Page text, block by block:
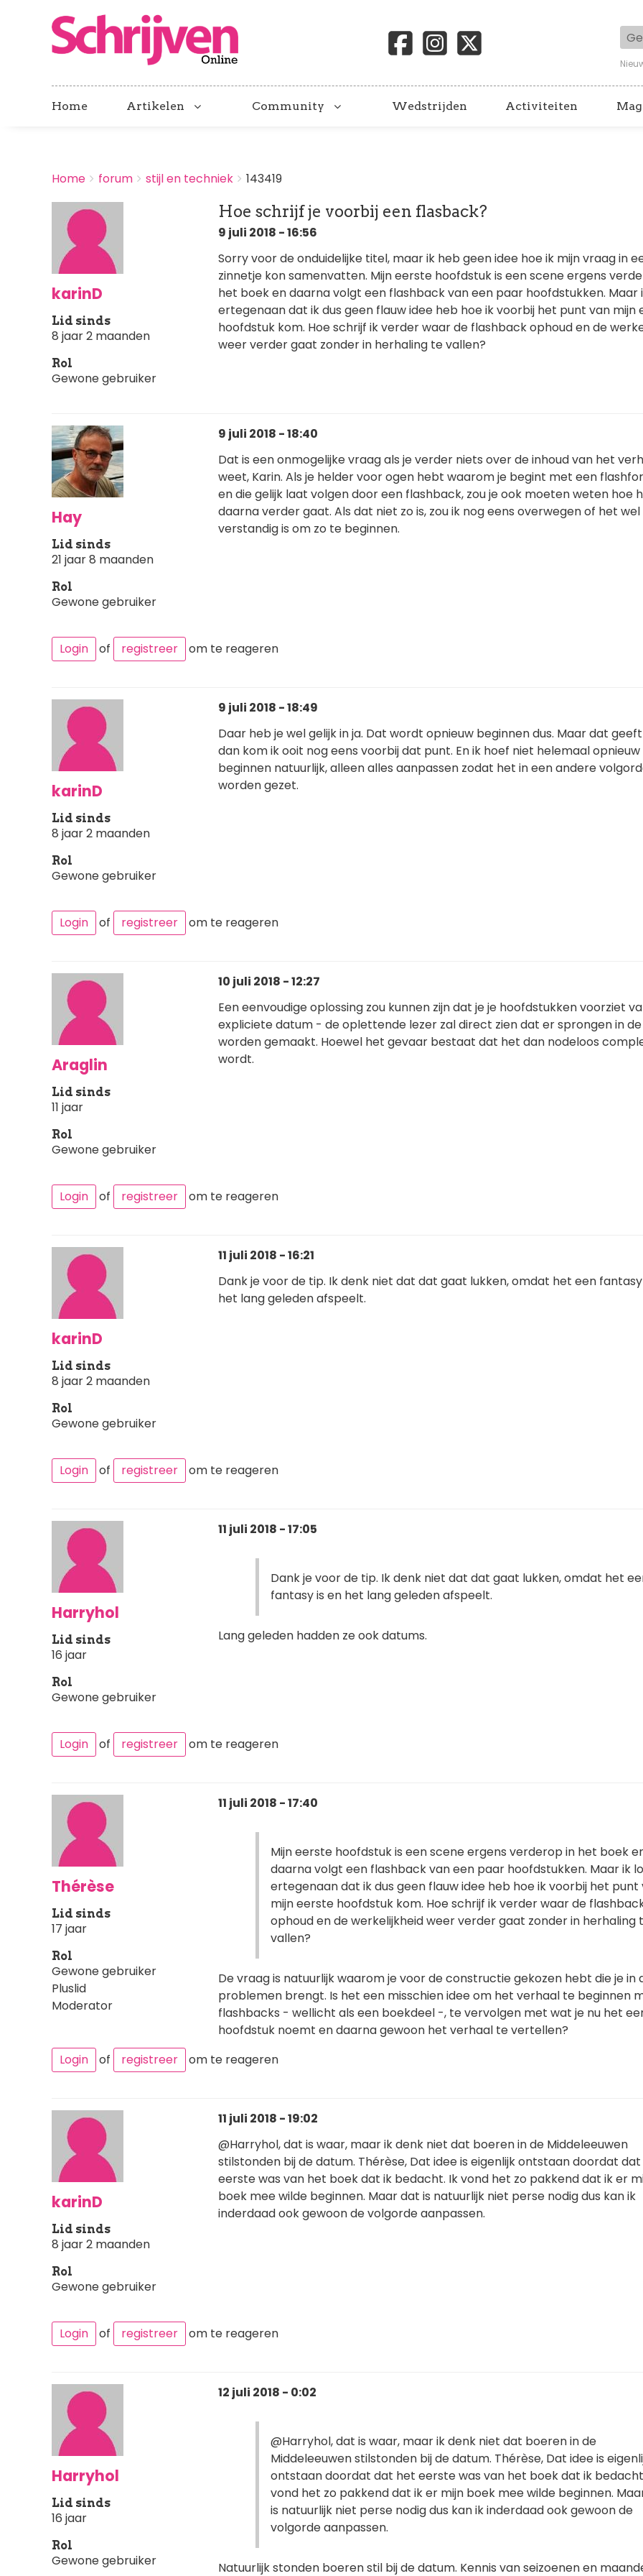
Home Artikelen Community Wedstrijden Activiteiten
BREADCRUMBS
You
here:
Home forum stijl en techniek 143419
karinD
Lid sinds
8 jaar 2 maanden
Rol
Gewone gebruiker
Hoe schrijf je voorbij een flasback?
9 juli 2018 - 16:56
Sorry voor de onduidelijke titel, maar ik heb geen idee hoe ik mijn vraag in
zinnetje kon samenvatten. Mijn eerste hoofdstuk is een scene ergens
het boek en daarna volgt een flashback van een paar hoofdstukken. Maar
ertegenaan dat ik dus geen flauw idee heb hoe ik voorbij het punt van mijn
hoofdstuk kom. Hoe schrijf ik verder waar de flashback ophoud en de
weer verder gaat zonder in herhaling te vallen?
Hay
Lid sinds
21 jaar 8 maanden
Rol
Gewone gebruiker
9 juli 2018 - 18:40
Dat is een onmogelijke vraag als je verder niets over de inhoud van het
weet, Karin. Als je helder voor ogen hebt waarom je begint met een
en die gelijk laat volgen door een flashback, zou je ook moeten weten hoe
daarna verder gaat. Als dat niet zo is, zou ik nog eens overwegen of het wel
verstandig is om zo te beginnen.
Login of registreer om te reageren
karinD
Lid sinds
8 jaar 2 maanden
Rol
Gewone gebruiker
9 juli 2018 - 18:49
Daar heb je wel gelijk in ja. Dat wordt opnieuw beginnen dus. Maar dat
dan kom ik ooit nog eens voorbij dat punt. En ik hoef niet helemaal
beginnen natuurlijk, alleen alles aanpassen zodat het in een andere
worden gezet.
Login of registreer om te reageren
Araglin
Lid sinds
11 jaar
Rol
Gewone gebruiker
10 juli 2018 - 12:27
Een eenvoudige oplossing zou kunnen zijn dat je je hoofdstukken voorziet
expliciete datum - de oplettende lezer zal direct zien dat er sprongen in
worden gemaakt. Hoewel het gevaar bestaat dat het dan nodeloos
wordt.
Login of registreer om te reageren
karinD
Lid sinds
8 jaar 2 maanden
Rol
Gewone gebruiker
11 juli 2018 - 16:21
Dank je voor de tip. Ik denk niet dat dat gaat lukken, omdat het een
het lang geleden afspeelt.
Login of registreer om te reageren
Harryhol
Lid sinds
16 jaar
Rol
Gewone gebruiker
11 juli 2018 - 17:05
Dank je voor de tip. Ik denk niet dat dat gaat lukken, omdat het
fantasy is en het lang geleden afspeelt.
Lang geleden hadden ze ook datums.
Login of registreer om te reageren
Thérèse
Lid sinds
17 jaar
Rol
Gewone gebruiker
Pluslid
Moderator
11 juli 2018 - 17:40
Mijn eerste hoofdstuk is een scene ergens verderop in het boek
daarna volgt een flashback van een paar hoofdstukken. Maar ik
ertegenaan dat ik dus geen flauw idee heb hoe ik voorbij het punt
mijn eerste hoofdstuk kom. Hoe schrijf ik verder waar de
ophoud en de werkelijkheid weer verder gaat zonder in herhaling
vallen?
De vraag is natuurlijk waarom je voor de constructie gekozen hebt die je in
problemen brengt. Is het een misschien idee om het verhaal te beginnen
flashbacks - wellicht als een boekdeel -, te vervolgen met wat je nu het
hoofdstuk noemt en daarna gewoon het verhaal te vertellen?
Login
of registreer om te reageren
karinD
Lid sinds
8 jaar 2 maanden
Rol
Gewone gebruiker
11 juli 2018 - 19:02
@Harryhol, dat is waar, maar ik denk niet dat boeren in de Middeleeuwen
stilstonden bij de datum. Thérèse, Dat idee is eigenlijk ontstaan doordat
eerste was van het boek dat ik bedacht. Ik vond het zo pakkend dat ik er
boek mee wilde beginnen. Maar dat is natuurlijk niet perse nodig dus kan ik
inderdaad ook gewoon de volgorde aanpassen.
Login of registreer om te reageren
Harryhol
Lid sinds
16 jaar
Rol
Gewone gebruiker
12 juli 2018 - 0:02
@Harryhol, dat is waar, maar ik denk niet dat boeren in de
Middeleeuwen stilstonden bij de datum. Thérèse, Dat idee is
ontstaan doordat dat het eerste was van het boek dat ik
vond het zo pakkend dat ik er mijn boek mee wilde beginnen.
is natuurlijk niet perse nodig dus kan ik inderdaad ook gewoon de
volgorde aanpassen.
Natuurlijk stonden boeren stil bij de datum. Kennis van seizoenen en